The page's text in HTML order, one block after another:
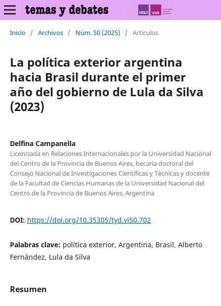
Inicio / Archivos / Núm. 50 (2025) / Artículos
La política exterior argentina
hacia Brasil durante el primer
año del gobierno de Lula da Silva
(2023)
Delfina Campanella
Licenciada en Relaciones Internacionales por la Universidad Nacional
del Centro de la Provincia de Buenos Aires, becaria doctoral del
Consejo Nacional de Investigaciones Científicas y Técnicas y docente
de la Facultad de Ciencias Humanas de la Universidad Nacional del
Centro de la Provincia de Buenos Aires, Argentina
DOI: https://doi.org/10.35305/tyd.vi50.702
Palabras clave: política exterior, Argentina, Brasil, Alberto
Fernández, Lula da Silva
Resumen